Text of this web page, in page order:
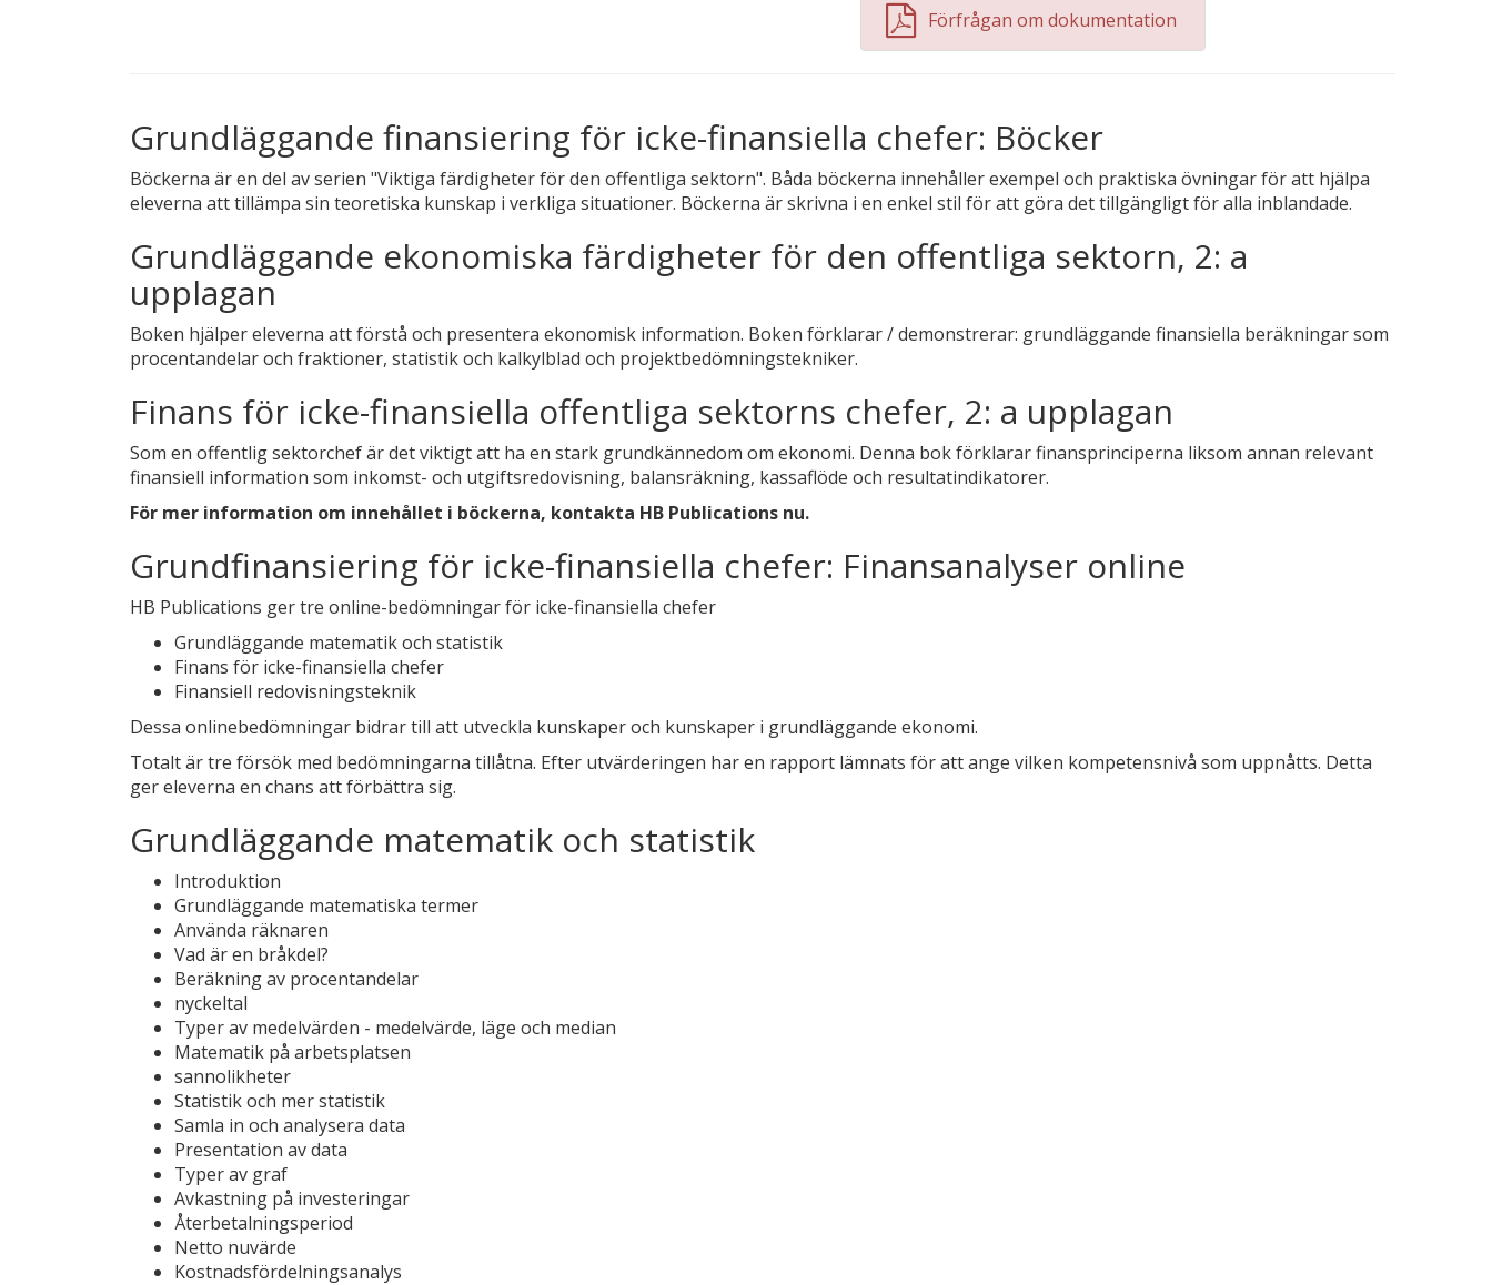
Förfrågan om dokumentation
Grundläggande finansiering för icke-finansiella chefer: Böcker
Böckerna är en del av serien "Viktiga färdigheter för den offentliga sektorn". Båda böckerna innehåller exempel och praktiska övningar för att hjälpa
eleverna att tillämpa sin teoretiska kunskap i verkliga situationer. Böckerna är skrivna i en enkel stil för att göra det tillgängligt för alla inblandade.
Grundläggande ekonomiska färdigheter för den offentliga sektorn, 2: a
upplagan
Boken hjälper eleverna att förstå och presentera ekonomisk information. Boken förklarar / demonstrerar: grundläggande finansiella beräkningar som
procentandelar och fraktioner, statistik och kalkylblad och projektbedömningstekniker.
Finans för icke-finansiella offentliga sektorns chefer, 2: a upplagan
Som en offentlig sektorchef är det viktigt att ha en stark grundkännedom om ekonomi. Denna bok förklarar finansprinciperna liksom annan relevant
finansiell information som inkomst- och utgiftsredovisning, balansräkning, kassaflöde och resultatindikatorer.
För mer information om innehållet i böckerna, kontakta HB Publications nu.
Grundfinansiering för icke-finansiella chefer: Finansanalyser online
HB Publications ger tre online-bedömningar för icke-finansiella chefer
Grundläggande matematik och statistik
Finans för icke-finansiella chefer
Finansiell redovisningsteknik
Dessa onlinebedömningar bidrar till att utveckla kunskaper och kunskaper i grundläggande ekonomi.
Totalt är tre försök med bedömningarna tillåtna. Efter utvärderingen har en rapport lämnats för att ange vilken kompetensnivå som uppnåtts. Detta
ger eleverna en chans att förbättra sig.
Grundläggande matematik och statistik
Introduktion
Grundläggande matematiska termer
Använda räknaren
Vad är en bråkdel?
Beräkning av procentandelar
nyckeltal
Typer av medelvärden - medelvärde, läge och median
Matematik på arbetsplatsen
sannolikheter
Statistik och mer statistik
Samla in och analysera data
Presentation av data
Typer av graf
Avkastning på investeringar
Återbetalningsperiod
Netto nuvärde
Kostnadsfördelningsanalys